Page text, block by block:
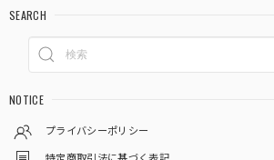
SEARCH
NOTICE
プライバシーポリシー